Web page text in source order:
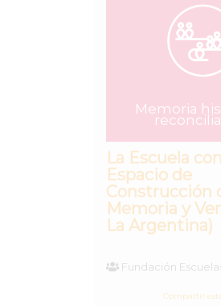
Memoria
La Escuela
Espacio de
Construcción
Memoria y
La Argentina)
Fundación
Compartir